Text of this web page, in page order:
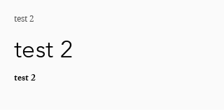
test 2
test 2
test 2